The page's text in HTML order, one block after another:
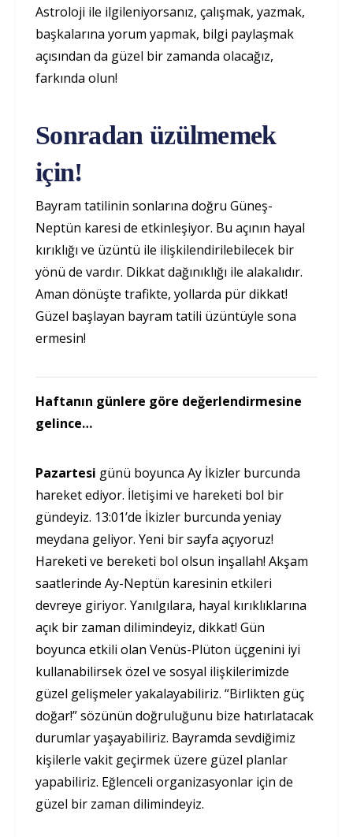
Astroloji ile ilgileniyorsanız, çalışmak, yazmak,
başkalarına yorum yapmak, bilgi paylaşmak
açısından da güzel bir zamanda olacağız,
farkında olun!
Sonradan üzülmemek
için!
Bayram tatilinin sonlarına doğru Güneş-
Neptün karesi de etkinleşiyor. Bu açının hayal
kırıklığı ve üzüntü ile ilişkilendirilebilecek bir
yönü de vardır. Dikkat dağınıklığı ile alakalıdır.
Aman dönüşte trafikte, yollarda pür dikkat!
Güzel başlayan bayram tatili üzüntüyle sona
ermesin!
Haftanın günlere göre değerlendirmesine
gelince…
Pazartesi günü boyunca Ay İkizler burcunda
hareket ediyor. İletişimi ve hareketi bol bir
gündeyiz. 13:01’de İkizler burcunda yeniay
meydana geliyor. Yeni bir sayfa açıyoruz!
Hareketi ve bereketi bol olsun inşallah! Akşam
saatlerinde Ay-Neptün karesinin etkileri
devreye giriyor. Yanılgılara, hayal kırıklıklarına
açık bir zaman dilimindeyiz, dikkat! Gün
boyunca etkili olan Venüs-Plüton üçgenini iyi
kullanabilirsek özel ve sosyal ilişkilerimizde
güzel gelişmeler yakalayabiliriz. “Birlikten güç
doğar!” sözünün doğruluğunu bize hatırlatacak
durumlar yaşayabiliriz. Bayramda sevdiğimiz
kişilerle vakit geçirmek üzere güzel planlar
yapabiliriz. Eğlenceli organizasyonlar için de
güzel bir zaman dilimindeyiz.